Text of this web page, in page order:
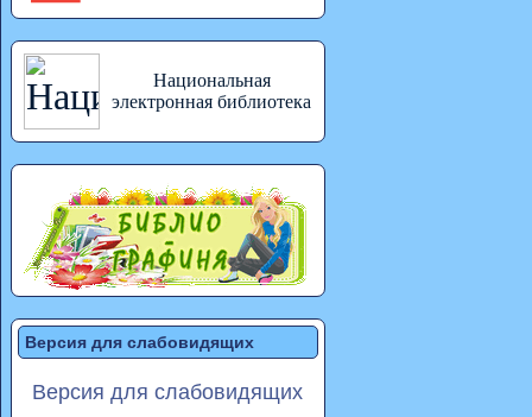
Национальная
электронная библиотека
Версия для слабовидящих
Версия для слабовидящих